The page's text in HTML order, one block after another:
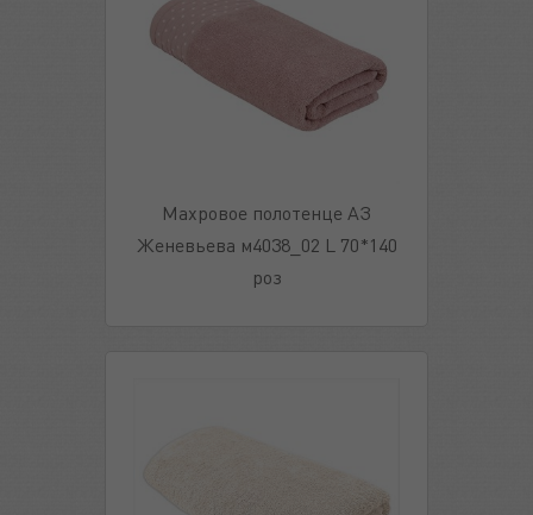
Махровое полотенце АЗ
Женевьева м4038_02 L 70*140
роз